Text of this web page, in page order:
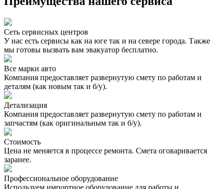
Сеть сервисных центров
У нас есть сервисы как на юге так и на севере города. Также
мы готовы вызвать вам эвакуатор бесплатно.
Все марки авто
Компания предоставляет развернутую смету по работам и
деталям (как новым так и б/у).
Детализация
Компания предоставляет развернутую смету по работам и
запчастям (как оригинальным так и б/у).
Стоимость
Цена не меняется в процессе ремонта. Смета оговаривается
заранее.
Профессиональное оборудование
Используем импортное оборудование для работы и